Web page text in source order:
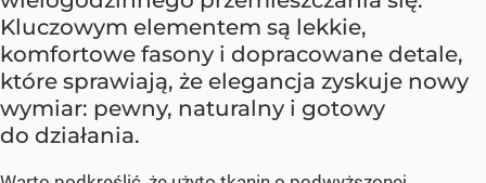
Kluczowym elementem są lekkie,
komfortowe fasony i dopracowane detale,
które sprawiają, że elegancja zyskuje nowy
wymiar: pewny, naturalny i gotowy
do działania.